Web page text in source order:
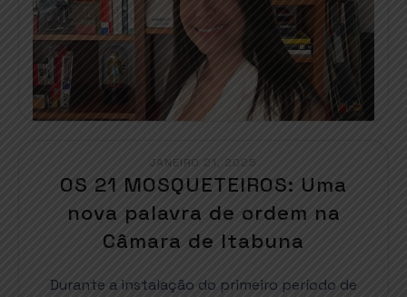
JANEIRO 21, 2025
OS 21 MOSQUETEIROS: Uma
nova palavra de ordem na
Câmara de Itabuna
Durante a instalação do primeiro período de